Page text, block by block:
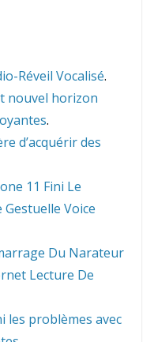
Réveil Vocalisé.
nouvel horizon
.
d’acquérir des
11 Fini Le
Voice
Du Narateur
Lecture De
les problèmes avec